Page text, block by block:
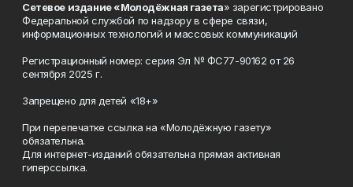
Сетевое издание «Молодёжная газета» зарегистрировано
Федеральной службой по надзору в сфере связи,
информационных технологий и массовых коммуникаций
Регистрационный номер: серия Эл № ФС77-90162 от 26
сентября 2025 г.
Запрещено для детей «18+»
При перепечатке ссылка на «Молодёжную газету»
обязательна.
Для интернет-изданий обязательна прямая активная
гиперссылка.